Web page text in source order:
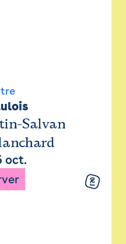
Salvan
oct.